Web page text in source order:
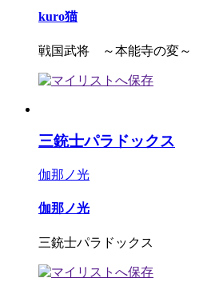
kuro猫
戦国武将 ～本能寺の変～
三銃士パラドックス
伽那ノ光
伽那ノ光
三銃士パラドックス